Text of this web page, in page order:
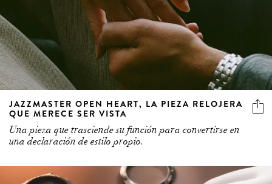
JAZZMASTER OPEN HEART, LA PIEZA RELOJERA
QUE MERECE SER VISTA
Una pieza que trasciende su función para convertirse en
una declaración de estilo propio.